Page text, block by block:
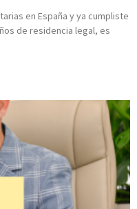
en España y ya cumpliste
de residencia legal, es